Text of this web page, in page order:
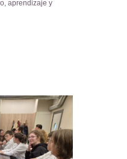
aprendizaje y